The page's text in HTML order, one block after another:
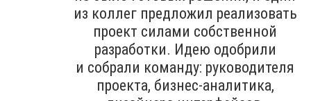
из коллег предложил реализовать
проект силами собственной
разработки. Идею одобрили
и собрали команду: руководителя
проекта, бизнес-аналитика,